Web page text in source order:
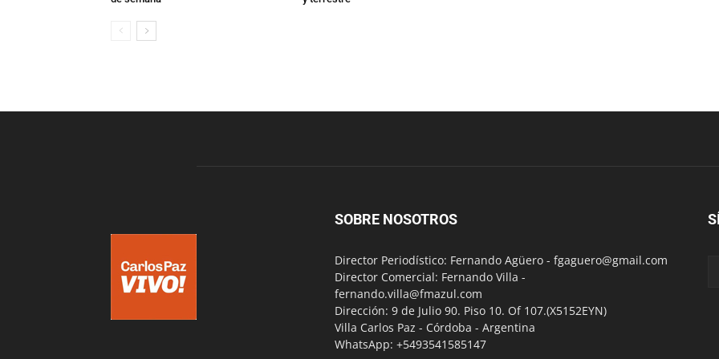
SOBRE NOSOTROS
Director Periodístico: Fernando Agüero - fgaguero@gmail.com
Director Comercial: Fernando Villa -
fernando.villa@fmazul.com
Dirección: 9 de Julio 90. Piso 10. Of 107.(X5152EYN)
Villa Carlos Paz - Córdoba - Argentina
WhatsApp: +5493541585147